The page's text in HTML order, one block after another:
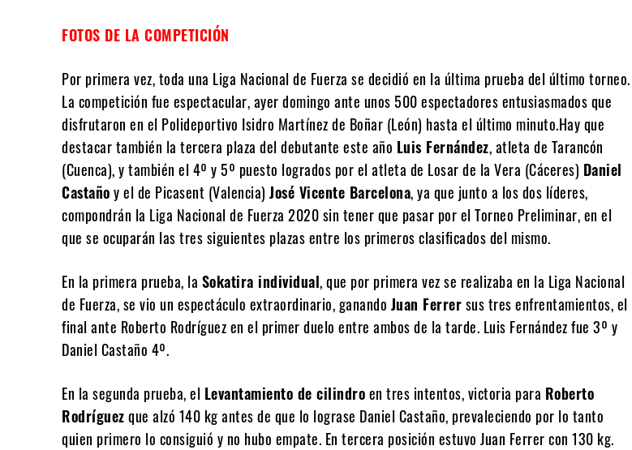
FOTOS DE LA COMPETICIÓN
Por primera vez, toda una Liga Nacional de Fuerza se decidió en la última prueba del último torneo.
La competición fue espectacular, ayer domingo ante unos 500 espectadores entusiasmados que
disfrutaron en el Polideportivo Isidro Martínez de Boñar (León) hasta el último minuto.Hay que
destacar también la tercera plaza del debutante este año Luis Fernández, atleta de Tarancón
(Cuenca), y también el 4º y 5º puesto logrados por el atleta de Losar de la Vera (Cáceres) Daniel
Castañoy el de Picasent (Valencia) José Vicente Barcelona, ya que junto a los dos líderes,
compondrán la Liga Nacional de Fuerza 2020 sin tener que pasar por el Torneo Preliminar, en el
que se ocuparán las tres siguientes plazas entre los primeros clasificados del mismo.
En la primera prueba, la Sokatira individual, que por primera vez se realizaba en la Liga Nacional
de Fuerza, se vio un espectáculo extraordinario, ganando Juan Ferrersus tres enfrentamientos, el
final ante Roberto Rodríguez en el primer duelo entre ambos de la tarde. Luis Fernández fue 3º y
Daniel Castaño 4º.
En la segunda prueba, el Levantamiento de cilindroen tres intentos, victoria para Roberto
Rodríguezque alzó 140 kg antes de que lo lograse Daniel Castaño, prevaleciendo por lo tanto
quien primero lo consiguió y no hubo empate. En tercera posición estuvo Juan Ferrer con 130 kg.